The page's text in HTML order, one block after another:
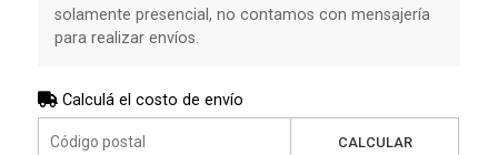
solamente presencial, no contamos con mensajería
para realizar envíos.
Calculá el costo de envío
CALCULAR